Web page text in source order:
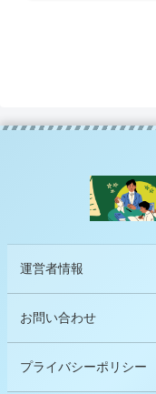
運営者情報
お問い合わせ
プライバシーポリシー